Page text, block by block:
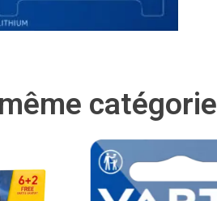
catégorie